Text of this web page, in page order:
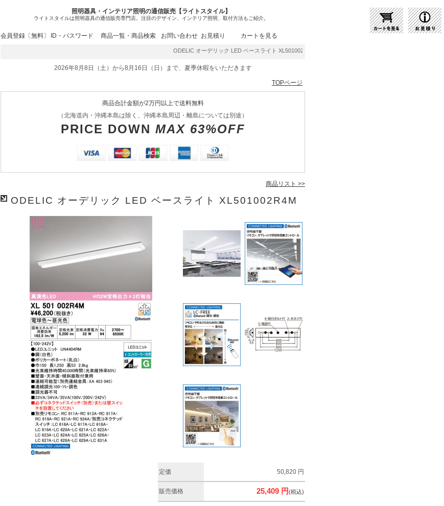
照明器具・インテリア照明の通信販売【ライトスタイル】
ライトスタイルは照明器具の通信販売専門店。注目のデザイン、インテリア照明、取付方法もご紹介。
会員登録〔無料〕 ID・パスワード 商品一覧・商品検索 お問い合わせ お見積り カートを見る
ODELIC オーデリック LED ベースライト XL501002R4M | 商品紹介 | 照明器具の通販・インテリア照明の通信
2026年8月8日（土）から8月16日（日）まで、夏季休暇をいただきます
TOPページ
商品合計金額が2万円以上で送料無料
（北海道内・沖縄本島は除く、沖縄本島周辺・離島については別途）
PRICE DOWN MAX 63%OFF
商品リスト >>
ODELIC オーデリック LED ベースライト XL501002R4M
定価 50,820 円
販売価格 25,409 円(税込)